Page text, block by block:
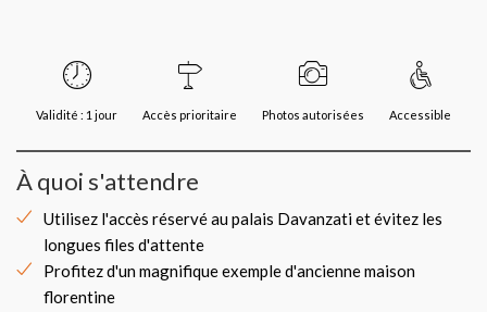
Validité : 1 jour Accès prioritaire Photos autorisées Accessible
À quoi s'attendre
Utilisez l'accès réservé au palais Davanzati et évitez les
longues files d'attente
Profitez d'un magnifique exemple d'ancienne maison
florentine